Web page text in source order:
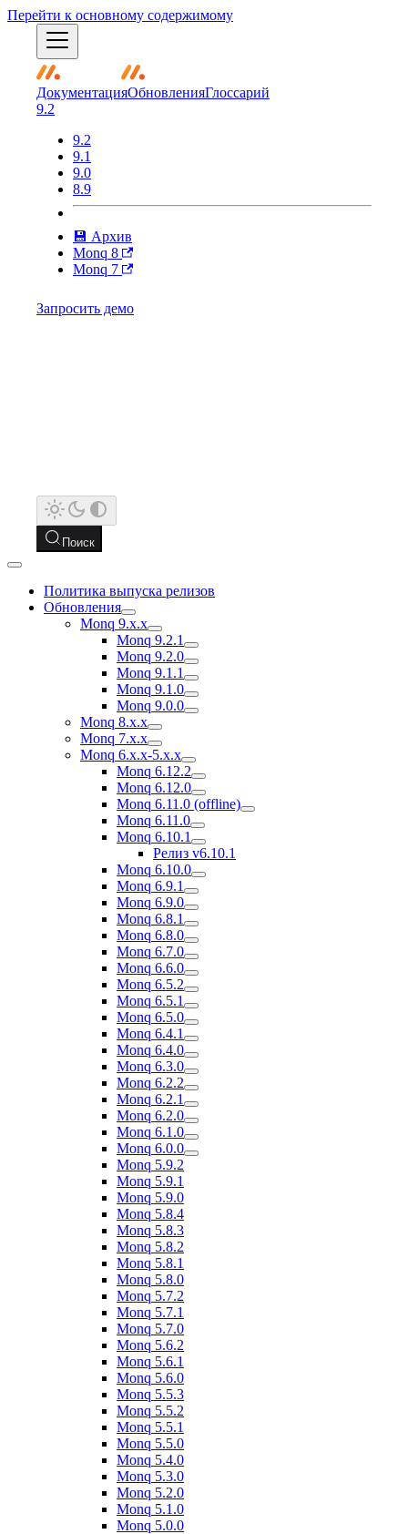
Перейти к основному содержимому
ДокументацияОбновленияГлоссарий
9.2
9.2
9.1
9.0
8.9
💾 Архив
Monq 8
Monq 7
Запросить демо
Поиск
Политика выпуска релизов
Обновления
Monq 9.x.x
Monq 9.2.1
Monq 9.2.0
Monq 9.1.1
Monq 9.1.0
Monq 9.0.0
Monq 8.x.x
Monq 7.x.x
Monq 6.x.x-5.x.x
Monq 6.12.2
Monq 6.12.0
Monq 6.11.0 (offline)
Monq 6.11.0
Monq 6.10.1
Релиз v6.10.1
Monq 6.10.0
Monq 6.9.1
Monq 6.9.0
Monq 6.8.1
Monq 6.8.0
Monq 6.7.0
Monq 6.6.0
Monq 6.5.2
Monq 6.5.1
Monq 6.5.0
Monq 6.4.1
Monq 6.4.0
Monq 6.3.0
Monq 6.2.2
Monq 6.2.1
Monq 6.2.0
Monq 6.1.0
Monq 6.0.0
Monq 5.9.2
Monq 5.9.1
Monq 5.9.0
Monq 5.8.4
Monq 5.8.3
Monq 5.8.2
Monq 5.8.1
Monq 5.8.0
Monq 5.7.2
Monq 5.7.1
Monq 5.7.0
Monq 5.6.2
Monq 5.6.1
Monq 5.6.0
Monq 5.5.3
Monq 5.5.2
Monq 5.5.1
Monq 5.5.0
Monq 5.4.0
Monq 5.3.0
Monq 5.2.0
Monq 5.1.0
Monq 5.0.0